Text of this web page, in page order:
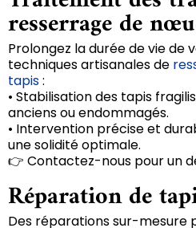
resserrage de
Prolongez la durée de vie de
techniques artisanales de
tapis:
• Stabilisation des tapis
anciens ou endommagés.
• Intervention précise et
une solidité optimale.
👉 Contactez-nous pour un
Réparation de
Des réparations sur-mesure